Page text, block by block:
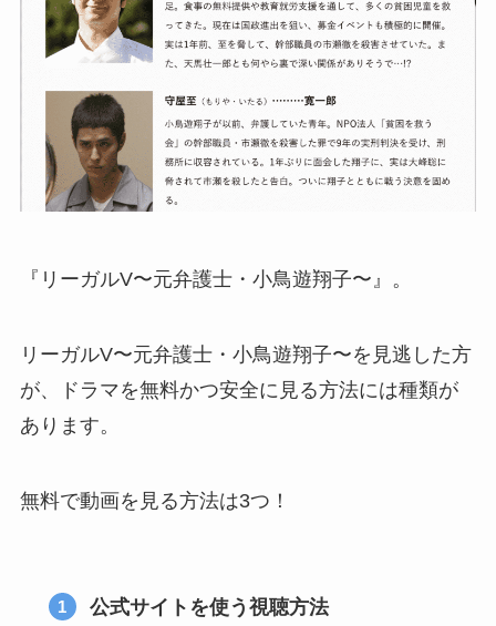
『リーガルV〜元弁護士・小鳥遊翔子〜』。
リーガルV〜元弁護士・小鳥遊翔子〜を見逃した方
が、ドラマを無料かつ安全に見る方法には種類が
あります。
無料で動画を見る方法は3つ！
公式サイトを使う視聴方法